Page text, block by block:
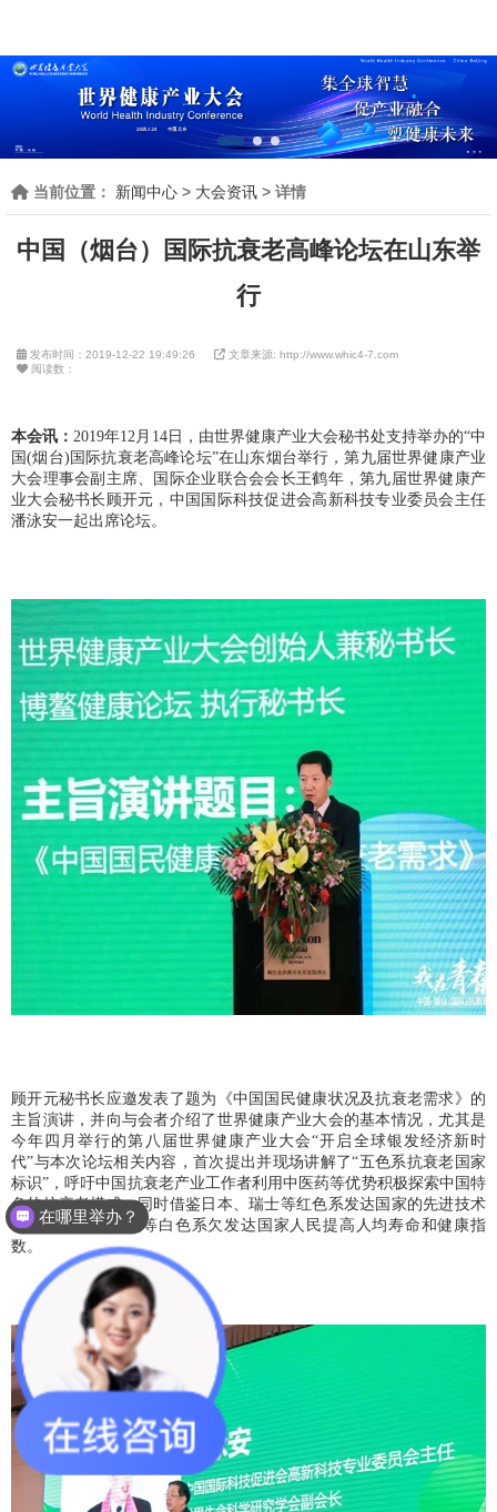
当前位置： 新闻中心 > 大会资讯 > 详情
中国（烟台）国际抗衰老高峰论坛在山东举
行
发布时间：2019-12-22 19:49:26
文章来源: http://www.whic4-7.com
阅读数：
本会讯：2019年12月14日， 由世界健康产业大会秘书处支持举办的“中
国(烟台) 国际抗衰老高峰论坛”在山东烟台举行，第九届世界健康产业
大会理事会副主席、国际企业联合会会长王鹤年，第九届世界健康产
业大会秘书长顾开元，中国国际科技促进会高新科技专业委员会主任
潘泳安一起出席论坛。
顾开元秘书长应邀发表了题为《中国国民健康状况及抗衰老需求》的
主旨演讲，并向与会者介绍了 世界健康产业大会的基本情况，尤其是
今年四月举行的第八届世界健康产业大会“开启全球银发经济新时
代”与本次论坛相关内容，首次提出并现场讲解了“五色系抗衰老国家
标识”，呼吁中国抗衰老产业工作者利用中医药等优势积极探索中国特
色的抗衰老模式，同时借鉴日本、瑞士等红色系发达国家的先进技术
和经验，帮助非洲等白色系欠发达国家人民提高人均寿命和健康指
数。
在哪里举办？